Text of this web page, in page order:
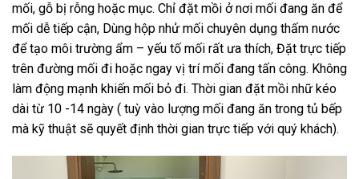
mối, gỗ bị rỗng hoặc mục. Chỉ đặt mồi ở nơi mối đang ăn để
mối dễ tiếp cận, Dùng hộp nhử mối chuyên dụng thấm nước
để tạo môi trường ẩm – yếu tố mối rất ưa thích, Đặt trực tiếp
trên đường mối đi hoặc ngay vị trí mối đang tấn công. Không
làm động mạnh khiến mối bỏ đi. Thời gian đặt mồi nhữ kéo
dài từ 10 -14 ngày ( tuỳ vào lượng mối đang ăn trong tủ bếp
mà kỹ thuật sẽ quyết định thời gian trực tiếp với quý khách).